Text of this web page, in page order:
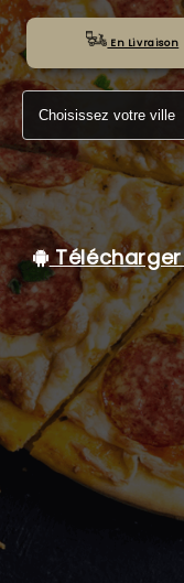
VOS AVIS
MENTIONS
C.G.V
En Livraison